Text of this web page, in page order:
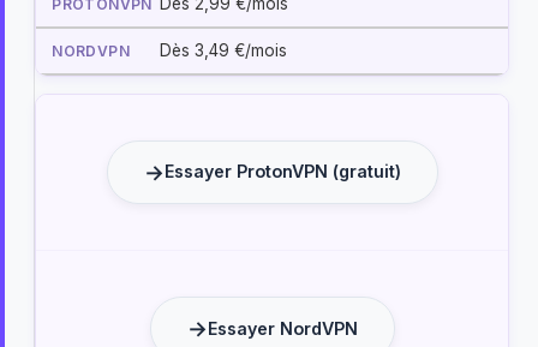
Dès 2,99 €/mois
Dès 3,49 €/mois
Essayer ProtonVPN (gratuit)
Essayer NordVPN